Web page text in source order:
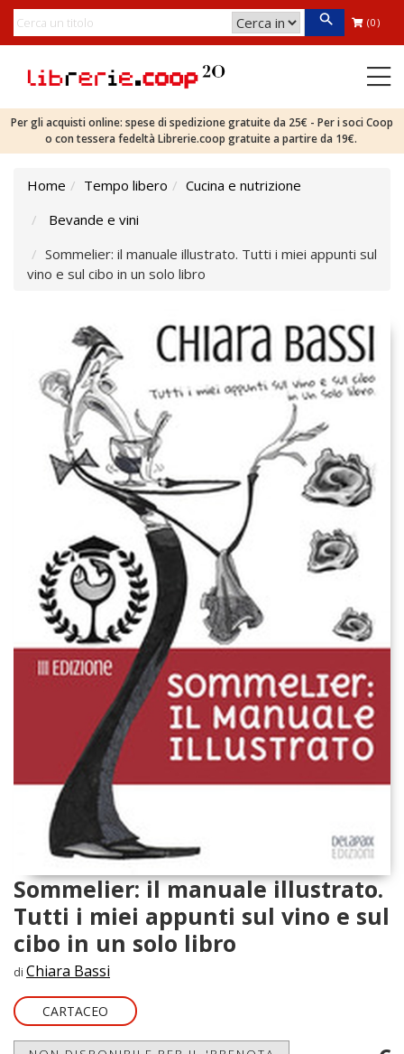
(0)
Per gli acquisti online: spese di spedizione gratuite da 25€ - Per i soci Coop
o con tessera fedeltà Librerie.coop gratuite a partire da 19€.
Home Tempo libero
Cucina e nutrizione
Bevande e vini
Sommelier: il manuale illustrato. Tutti i miei appunti sul
vino e sul cibo in un solo libro
Sommelier: il manuale illustrato.
Tutti i miei appunti sul vino e sul
cibo in un solo libro
di Chiara Bassi
CARTACEO